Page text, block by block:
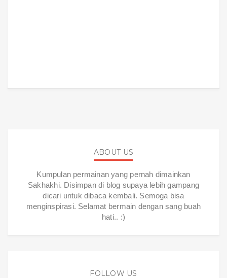
ABOUT US
Kumpulan permainan yang pernah dimainkan
Sakhakhi. Disimpan di blog supaya lebih gampang
dicari untuk dibaca kembali. Semoga bisa
menginspirasi. Selamat bermain dengan sang buah
hati.. :)
FOLLOW US